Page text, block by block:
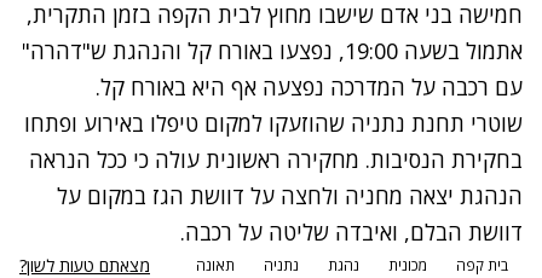
חמישה בני אדם שישבו מחוץ לבית הקפה בזמן התקרית,
אתמול בשעה 19:00, נפצעו באורח קל והנהגת ש"דהרה"
עם רכבה על המדרכה נפצעה אף היא באורח קל.
שוטרי תחנת נתניה שהוזעקו למקום טיפלו באירוע ופתחו
בחקירת הנסיבות. מחקירה ראשונית עולה כי ככל הנראה
הנהגת יצאה מחניה ולחצה על דוושת הגז במקום על
דוושת הבלם, ואיבדה שליטה על רכבה.
בית קפה מכונית נהגת נתניה תאונה מצאתם טעות לשון?